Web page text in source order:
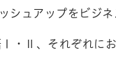
シュアップをビジ
・Ⅱ、それぞれに